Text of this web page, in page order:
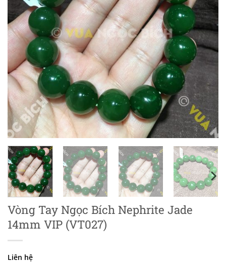
Vòng Tay Ngọc Bích Nephrite Jade
14mm VIP (VT027)
Liên hệ